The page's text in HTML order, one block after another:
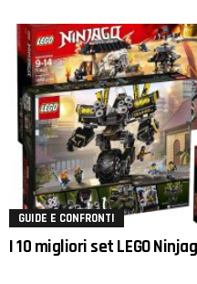
GUIDE E CONFRONTI
I 10 migliori set LEGO